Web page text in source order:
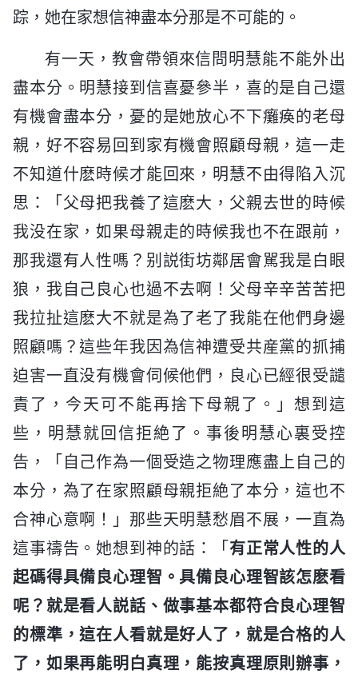
踪，她在家想信神盡本分那是不可能的。
有一天，教會帶領來信問明慧能不能外出
盡本分。明慧接到信喜憂參半，喜的是自己還
有機會盡本分，憂的是她放心不下癱痪的老母
親，好不容易回到家有機會照顧母親，這一走
不知道什麽時候才能回來，明慧不由得陷入沉
思：「父母把我養了這麽大，父親去世的時候
我没在家，如果母親走的時候我也不在跟前，
那我還有人性嗎？别説街坊鄰居會駡我是白眼
狼，我自己良心也過不去啊！父母辛辛苦苦把
我拉扯這麽大不就是為了老了我能在他們身邊
照顧嗎？這些年我因為信神遭受共産黨的抓捕
迫害一直没有機會伺候他們，良心已經很受譴
責了，今天可不能再捨下母親了。」想到這
些，明慧就回信拒絶了。事後明慧心裏受控
告，「自己作為一個受造之物理應盡上自己的
本分，為了在家照顧母親拒絶了本分，這也不
合神心意啊！」那些天明慧愁眉不展，一直為
這事禱告。她想到神的話：「 有正常人性的人
起碼得具備良心理智。具備良心理智該怎麽看
呢？就是看人説話、做事基本都符合良心理智
的標準，這在人看就是好人了，就是合格的人
了，如果再能明白真理，能按真理原則辦事，